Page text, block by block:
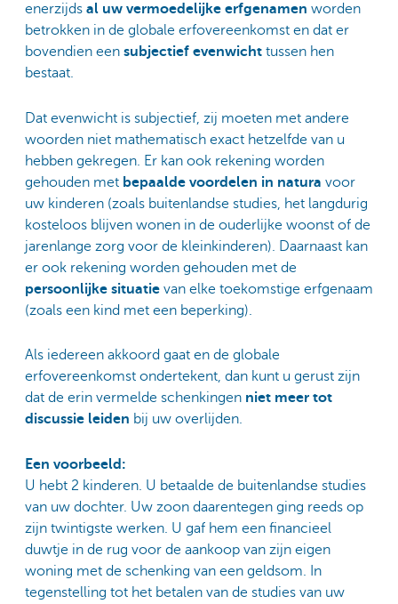
enerzijds al uw vermoedelijke erfgenamen worden
betrokken in de globale erfovereenkomst en dat er
bovendien een subjectief evenwicht tussen hen
bestaat.
Dat evenwicht is subjectief, zij moeten met andere
woorden niet mathematisch exact hetzelfde van u
hebben gekregen. Er kan ook rekening worden
gehouden met bepaalde voordelen in natura voor
uw kinderen (zoals buitenlandse studies, het langdurig
kosteloos blijven wonen in de ouderlijke woonst of de
jarenlange zorg voor de kleinkinderen). Daarnaast kan
er ook rekening worden gehouden met de
persoonlijke situatie van elke toekomstige erfgenaam
(zoals een kind met een beperking).
Als iedereen akkoord gaat en de globale
erfovereenkomst ondertekent, dan kunt u gerust zijn
dat de erin vermelde schenkingen niet meer tot
discussie leiden bij uw overlijden.
Een voorbeeld:
U hebt 2 kinderen. U betaalde de buitenlandse studies
van uw dochter. Uw zoon daarentegen ging reeds op
zijn twintigste werken. U gaf hem een financieel
duwtje in de rug voor de aankoop van zijn eigen
woning met de schenking van een geldsom. In
tegenstelling tot het betalen van de studies van uw